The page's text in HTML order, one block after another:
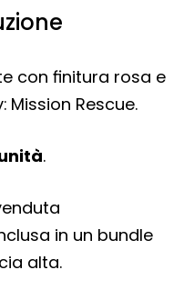
con finitura rosa e
Mission Rescue.
.
in un bundle
alta.